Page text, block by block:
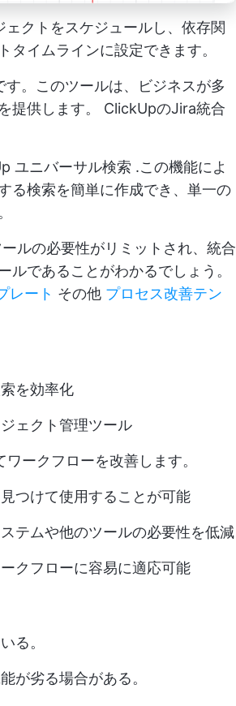
クトをスケジュールし、依存関
イムラインに設定できます。
。このツールは、ビジネスが多
提供します。 ClickUpのJira統合
ユニバーサル検索 .この機能によ
る検索を簡単に作成でき、単一の
ルの必要性がリミットされ、統合
であることがわかるでしょう。
レート その他 プロセス改善テン
を効率化
ェクト管理ツール
ークフローを改善します。
つけて使用することが可能
テムや他のツールの必要性を低減
クフローに容易に適応可能
る。
が劣る場合がある。